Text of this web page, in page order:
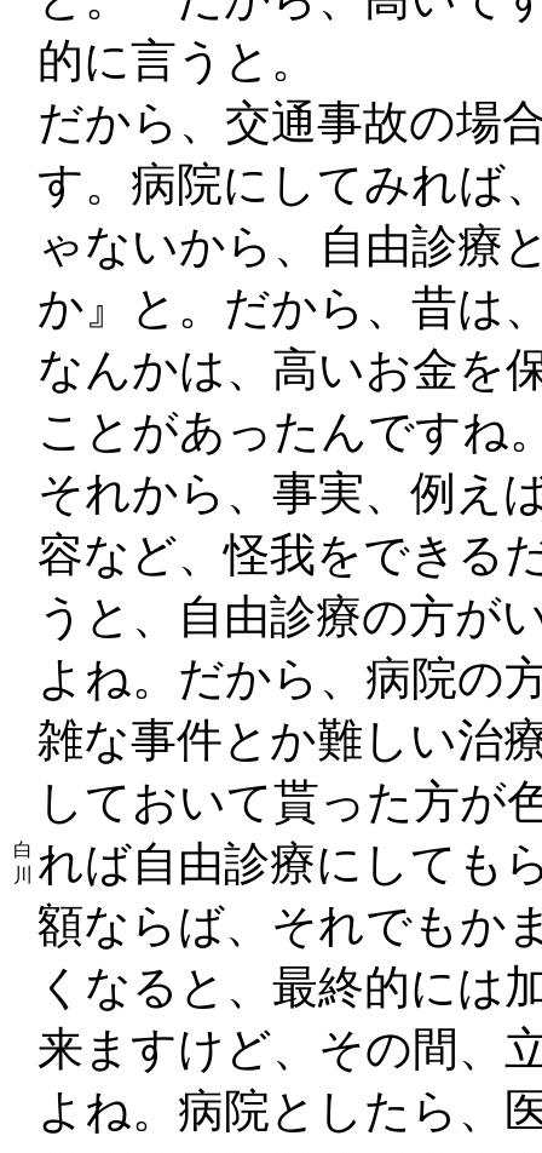
白
川
的に言うと。
だから、交通事故の場
す。病院にしてみれば
ゃないから、自由診療
か』と。だから、昔は
なんかは、高いお金を
ことがあったんですね
それから、事実、例え
容など、怪我をできる
うと、自由診療の方が
よね。だから、病院の
雑な事件とか難しい治
しておいて貰った方が
れば自由診療にしても
額ならば、それでもか
くなると、最終的には
来ますけど、その間、
よね。病院としたら、